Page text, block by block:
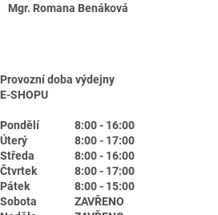
Mgr. Romana Benáková
Provozní doba výdejny
E-SHOPU
Pondělí
8:00 - 16:00
Úterý
8:00 - 17:00
Středa
8:00 - 16:00
Čtvrtek
8:00 - 17:00
Pátek
8:00 - 15:00
Sobota
ZAVŘENO